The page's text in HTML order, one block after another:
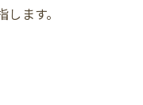
ます。